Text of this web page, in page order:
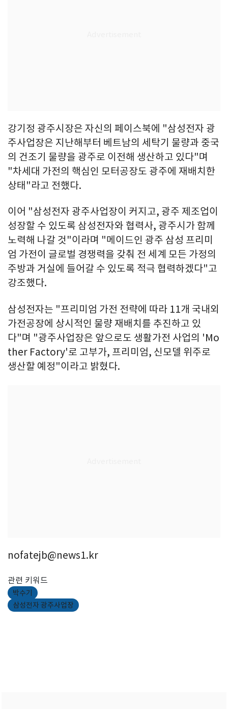
강기정 광주시장은 자신의 페이스북에 "삼성전자 광
주사업장은 지난해부터 베트남의 세탁기 물량과 중국
의 건조기 물량을 광주로 이전해 생산하고 있다"며
"차세대 가전의 핵심인 모터공장도 광주에 재배치한
상태"라고 전했다.
이어 "삼성전자 광주사업장이 커지고, 광주 제조업이
성장할 수 있도록 삼성전자와 협력사, 광주시가 함께
노력해 나갈 것"이라며 "메이드인 광주 삼성 프리미
엄 가전이 글로벌 경쟁력을 갖춰 전 세계 모든 가정의
주방과 거실에 들어갈 수 있도록 적극 협력하겠다"고
강조했다.
삼성전자는 "프리미엄 가전 전략에 따라 11개 국내외
가전공장에 상시적인 물량 재배치를 추진하고 있
다"며 "광주사업장은 앞으로도 생활가전 사업의 'Mo
ther Factory'로 고부가, 프리미엄, 신모델 위주로
생산할 예정"이라고 밝혔다.
nofatejb@news1.kr
관련 키워드
박수기
삼성전자 광주사업장